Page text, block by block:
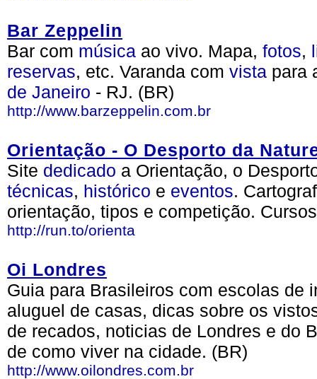
Bar Zeppelin
Bar com música ao vivo. Mapa, fotos,
reservas, etc. Varanda com vista para
de Janeiro - RJ. (BR)
http://www.barzeppelin.com.br
Orientação - O Desporto da
Site dedicado a Orientação, o
técnicas, histórico e eventos.
orientação, tipos e competição.
http://run.to/orienta
Oi Londres
Guia para Brasileiros com escolas de
aluguel de casas, dicas sobre os
de recados, noticias de Londres e do
de como viver na cidade. (BR)
http://www.oilondres.com.br